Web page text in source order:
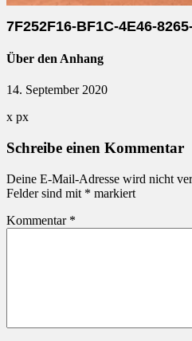
7F252F16-BF1C-4E46-
Über den Anhang
14. September 2020
x px
Schreibe einen Kommentar
Deine E-Mail-Adresse wird nicht
Felder sind mit * markiert
Kommentar *